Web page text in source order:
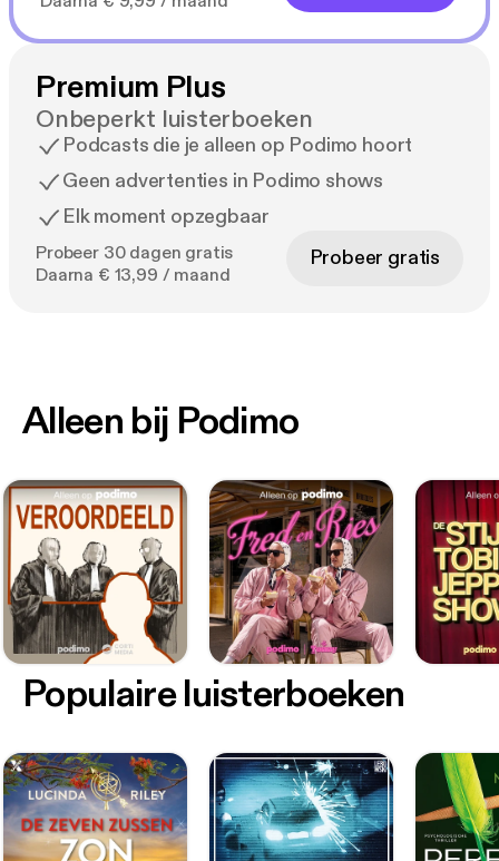
Premium Plus
Onbeperkt luisterboeken
Podcasts die je alleen op Podimo hoort
Geen advertenties in Podimo shows
Elk moment opzegbaar
Probeer 30 dagen gratis
Daarna € 13,99 / maand
Probeer gratis
Alleen bij Podimo
Populaire luisterboeken